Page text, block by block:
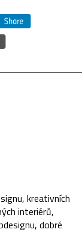
kreativních
interiérů,
dobré